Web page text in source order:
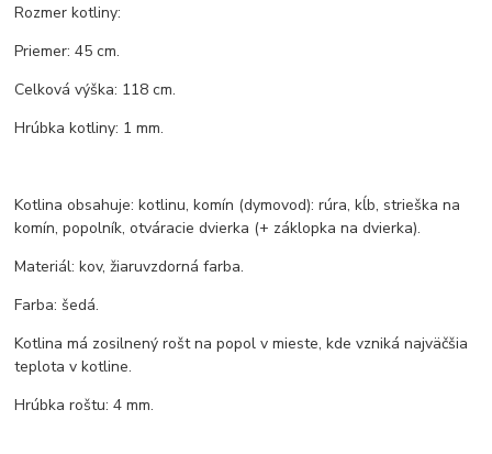
Rozmer kotliny:
Priemer: 45 cm.
Celková výška: 118 cm.
Hrúbka kotliny: 1 mm.
Kotlina obsahuje: kotlinu, komín (dymovod): rúra, kĺb, strieška na
komín, popolník, otváracie dvierka (+ záklopka na dvierka).
Materiál: kov, žiaruvzdorná farba.
Farba: šedá.
Kotlina má zosilnený rošt na popol v mieste, kde vzniká najväčšia
teplota v kotline.
Hrúbka roštu: 4 mm.